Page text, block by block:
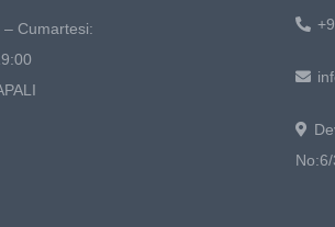
– Cumartesi: